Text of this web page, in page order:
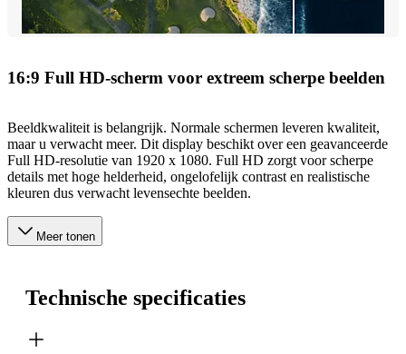
16:9 Full HD-scherm voor extreem scherpe beelden
Beeldkwaliteit is belangrijk. Normale schermen leveren kwaliteit,
maar u verwacht meer. Dit display beschikt over een geavanceerde
Full HD-resolutie van 1920 x 1080. Full HD zorgt voor scherpe
details met hoge helderheid, ongelofelijk contrast en realistische
kleuren dus verwacht levensechte beelden.
Meer tonen
Technische specificaties